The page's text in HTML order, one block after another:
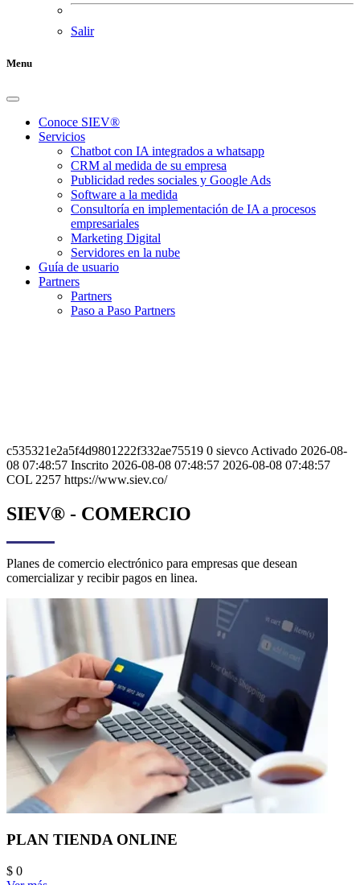
Salir
Menu
Conoce SIEV®
Servicios
Chatbot con IA integrados a whatsapp
CRM al medida de su empresa
Publicidad redes sociales y Google Ads
Software a la medida
Consultoría en implementación de IA a procesos
empresariales
Marketing Digital
Servidores en la nube
Guía de usuario
Partners
Partners
Paso a Paso Partners
c535321e2a5f4d9801222f332ae75519 0 sievco Activado 2026-08-
08 07:48:57 Inscrito 2026-08-08 07:48:57 2026-08-08 07:48:57
COL 2257 https://www.siev.co/
SIEV® - COMERCIO
Planes de comercio electrónico para empresas que desean
comercializar y recibir pagos en linea.
PLAN TIENDA ONLINE
$ 0